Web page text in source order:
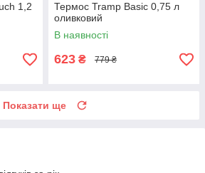
1,2
Термос Tramp Basic 0,75 л
оливковий
В наявності
623 ₴ 779 ₴
Показати ще